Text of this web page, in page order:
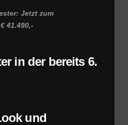
Jetzt zum
41.490,-
in der bereits 6.
und